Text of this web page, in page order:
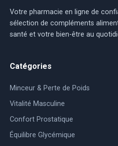
Votre pharmacie en ligne de
sélection de compléments
santé et votre bien-être au
Catégories
Minceur & Perte de Poids
Vitalité Masculine
Confort Prostatique
Équilibre Glycémique